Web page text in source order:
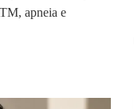
apneia e